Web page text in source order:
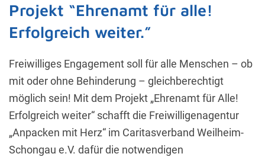
Projekt “Ehrenamt für alle!
Erfolgreich weiter.”
Freiwilliges Engagement soll für alle Menschen – ob
mit oder ohne Behinderung – gleichberechtigt
möglich sein! Mit dem Projekt „Ehrenamt für Alle!
Erfolgreich weiter“ schafft die Freiwilligenagentur
„Anpacken mit Herz“ im Caritasverband Weilheim-
Schongau e.V. dafür die notwendigen